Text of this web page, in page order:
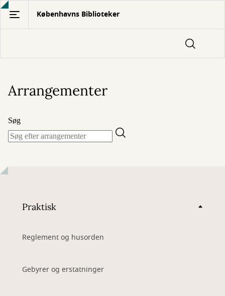
Gå
hovedindhold
Københavns Biblioteker
Arrangementer
Søg
Praktisk
Reglement og husorden
Gebyrer og erstatninger